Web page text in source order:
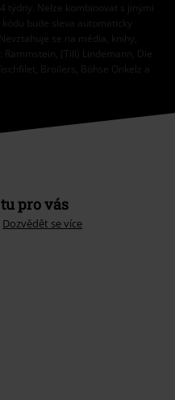
týdny. Nelze kombinovat s jinými
bude sleva automaticky
se na média, knihy,
Rammstein, (Till) Lindemann, Die
Broilers, Böhse Onkelz a
pro vás
Dozvědět se více